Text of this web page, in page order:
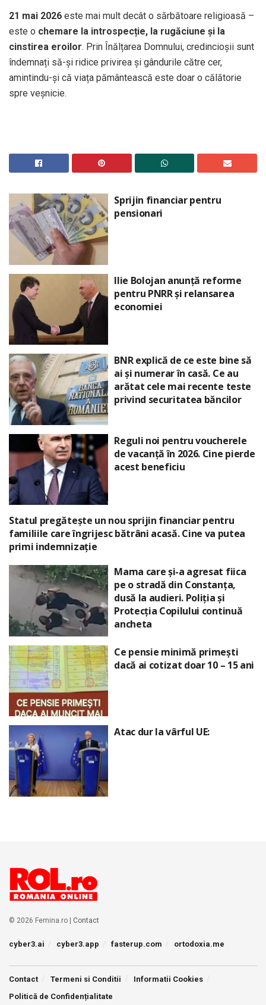
21 mai 2026 este mai mult decât o sărbătoare religioasă –
este o chemare la introspecție, la rugăciune și la
cinstirea eroilor. Prin Înălțarea Domnului, credincioșii sunt
îndemnați să-și ridice privirea și gândurile către cer,
amintindu-și că viața pământească este doar o călătorie
spre veșnicie.
Sprijin financiar pentru
pensionari
Ilie Bolojan anunță reforme
pentru PNRR și relansarea
economiei
BNR explică de ce este bine să
ai și numerar în casă. Ce au
arătat cele mai recente teste
privind securitatea băncilor
Reguli noi pentru voucherele
de vacanță în 2026. Cine pierde
acest beneficiu
Statul pregătește un nou sprijin financiar pentru
familiile care îngrijesc bătrâni acasă. Cine va putea
primi indemnizație
Mama care și-a agresat fiica
pe o stradă din Constanța,
dusă la audieri. Poliția și
Protecția Copilului continuă
ancheta
Ce pensie minimă primești
dacă ai cotizat doar 10 – 15 ani
Atac dur la vârful UE:
© 2026 Femina.ro | Contact
cyber3.ai cyber3.app fasterup.com ortodoxia.me
Contact Termeni si Conditii
Informatii Cookies
Politică de Confidențialitate